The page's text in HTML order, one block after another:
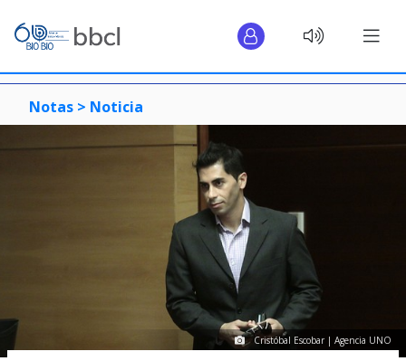
Notas > Noticia
Cristóbal Escobar | Agencia UNO